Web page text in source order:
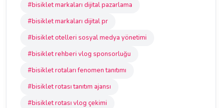
#bisiklet markaları dijital pazarlama
#bisiklet markaları dijital pr
#bisiklet otelleri sosyal medya yönetimi
#bisiklet rehberi vlog sponsorluğu
#bisiklet rotaları fenomen tanıtımı
#bisiklet rotası tanıtım ajansı
#bisiklet rotası vlog çekimi